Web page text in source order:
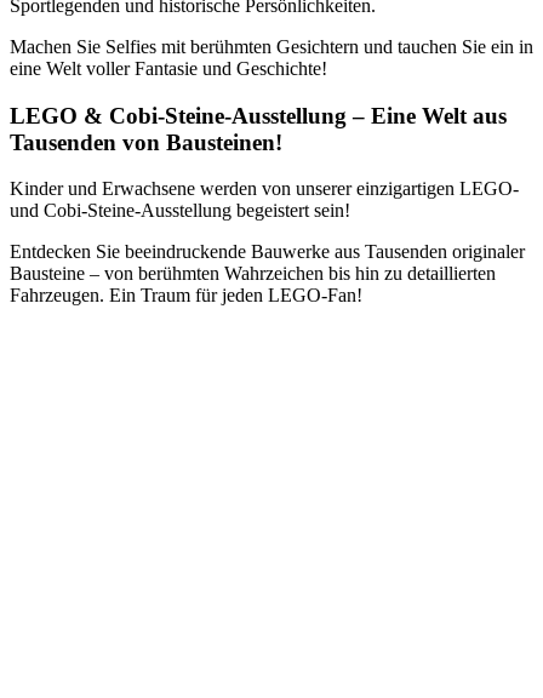
Sportlegenden und historische Persönlichkeiten.
Machen Sie Selfies mit berühmten Gesichtern und tauchen Sie ein in
eine Welt voller Fantasie und Geschichte!
LEGO & Cobi-Steine-Ausstellung – Eine Welt aus
Tausenden von Bausteinen!
Kinder und Erwachsene werden von unserer einzigartigen LEGO-
und Cobi-Steine-Ausstellung begeistert sein!
Entdecken Sie beeindruckende Bauwerke aus Tausenden originaler
Bausteine – von berühmten Wahrzeichen bis hin zu detaillierten
Fahrzeugen. Ein Traum für jeden LEGO-Fan!